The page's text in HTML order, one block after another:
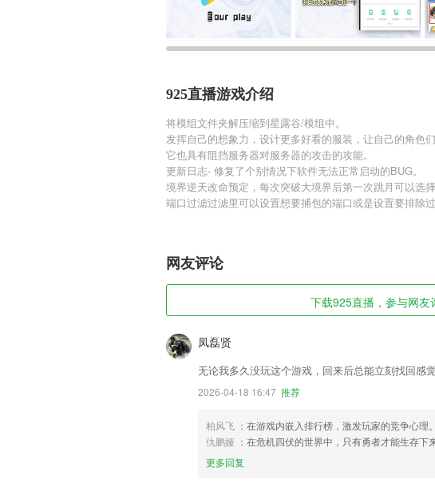
925直播游戏介绍
将模组文件夹解压缩到星露谷/模组中。
发挥自己的想象力，设计更多好看的服装，让自己的角色
它也具有阻挡服务器对服务器的攻击的攻能。
更新日志- 修复了个别情况下软件无法正常启动的BUG。
境界逆天改命预定，每次突破大境界后第一次跳月可以选
端口过滤过滤里可以设置想要捕包的端口或是设置要排除过
网友评论
下载925直播，参与网
凤磊贤
无论我多久没玩这个游戏，回来后总能立刻找回感
2026-04-18 16:47 推荐
柏风飞 ：在游戏内嵌入排行榜，激发玩家的竞争心理。
仇鹏娅 ：在危机四伏的世界中，只有勇者才能生存下
更多回复